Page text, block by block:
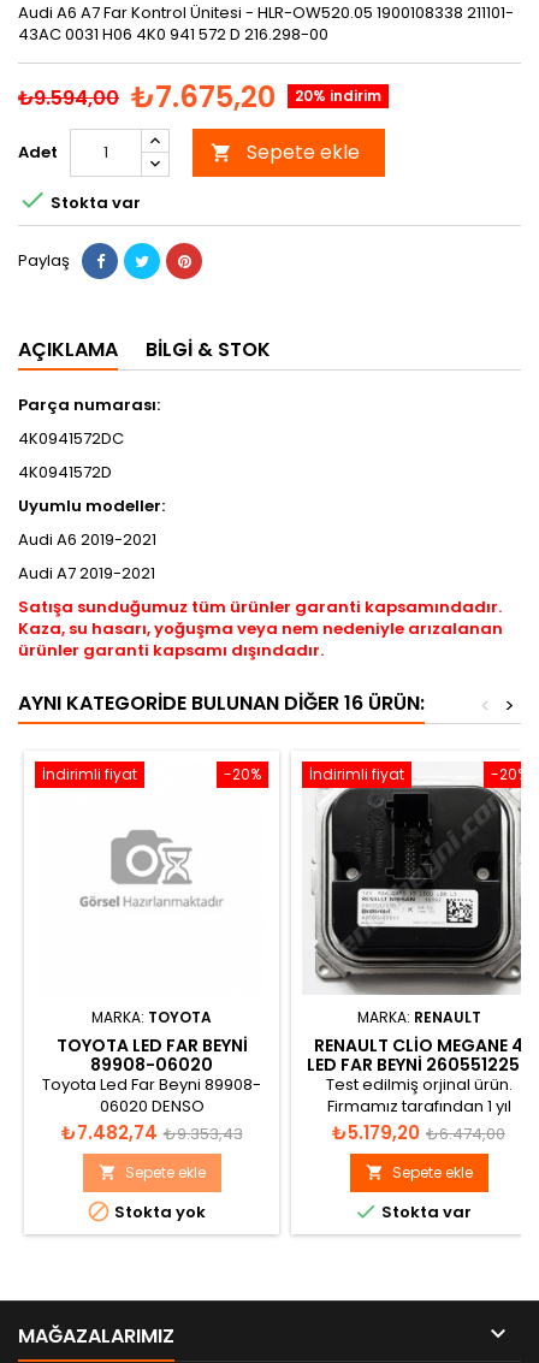
Audi A6 A7 Far Kontrol Ünitesi - HLR-OW520.05 1900108338 211101-
43AC 0031 H06 4K0 941 572 D 216.298-00
₺9.594,00 ₺7.675,20 20% indirim
Adet  Sepete ekle
 Stokta var
Paylaş
AÇIKLAMA BILGI & STOK
Parça numarası:
4K0941572DC
4K0941572D
Uyumlu modeller:
Audi A6 2019-2021
Audi A7 2019-2021
Satışa sunduğumuz tüm ürünler garanti kapsamındadır.
Kaza, su hasarı, yoğuşma veya nem nedeniyle arızalanan
ürünler garanti kapsamı dışındadır.
AYNI KATEGORIDE BULUNAN DIĞER 16 ÜRÜN: >
<
-20%
İndirimli fiyat
MARKA: TOYOTA
TOYOTA LED FAR BEYNI
89908-06020
Toyota Led Far Beyni 89908-
06020 DENSO
Fiyat
₺7.482,74 Normal
fiyat
₺9.353,43
 Sepete ekle
 Stokta yok
-20%
İndirimli fiyat
MARKA: RENAULT
RENAULT CLIO MEGANE 4
LED FAR BEYNI 260551225R
A2C90665801
Test edilmiş orjinal ürün.
Firmamız tarafından 1 yıl
garantilidir.
Fiyat
₺5.179,20 Normal
fiyat
₺6.474,00
 Sepete ekle
 Stokta var
MAĞAZALARIMIZ 